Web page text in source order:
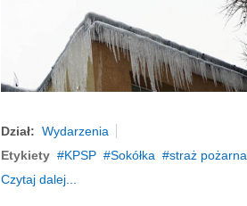
Dział: Wydarzenia
Etykiety
KPSP Sokółka straż pożarna
Czytaj dalej...